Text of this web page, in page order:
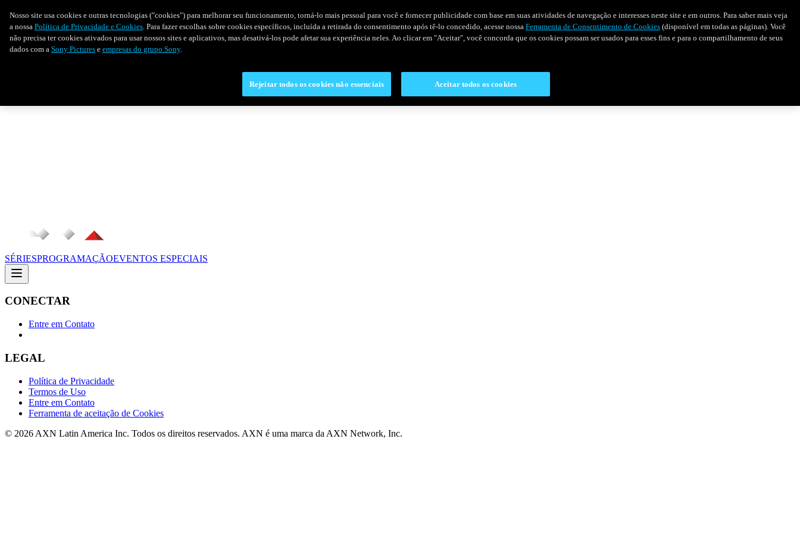
SÉRIESPROGRAMAÇÃOEVENTOS ESPECIAIS
CONECTAR
Entre em Contato
LEGAL
Política de Privacidade
Termos de Uso
Entre em Contato
Ferramenta de aceitação de Cookies
© 2026 AXN Latin America Inc. Todos os direitos reservados. AXN é uma marca da AXN Network, Inc.
Nosso site usa cookies e outras tecnologias ("cookies") para melhorar seu funcionamento, torná-lo mais pessoal para você e fornecer publicidade com base em suas atividades de navegação e interesses neste site e em outros. Para saber mais veja
a nossa Política de Privacidade e Cookies. Para fazer escolhas sobre cookies específicos, incluída a retirada do consentimento após tê-lo concedido, acesse nossa Ferramenta de Consentimento de Cookies (disponível em todas as páginas). Você
não precisa ter cookies ativados para usar nossos sites e aplicativos, mas desativá-los pode afetar sua experiência neles. Ao clicar em "Aceitar", você concorda que os cookies possam ser usados para esses fins e para o compartilhamento de seus
dados com a Sony Pictures e empresas do grupo Sony.
Rejeitar todos os cookies não essenciais Aceitar todos os cookies